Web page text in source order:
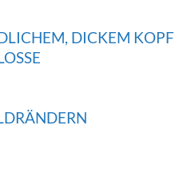
DICKEM KOPF